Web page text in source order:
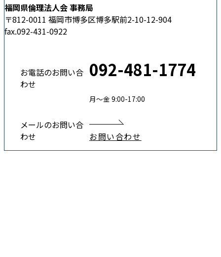
福岡県倫理法人会 事務局
〒812-0011 福岡市博多区博多駅前2-10-12-904
fax.092-431-0922
お電話のお問い合
わせ
092-481-1774
月〜金 9:00-17:00
メールのお問い合
わせ
お問い合わせ